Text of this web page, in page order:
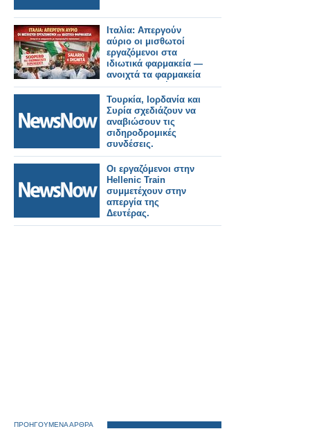
Ιταλία: Απεργούν
αύριο οι μισθωτοί
εργαζόμενοι στα
ιδιωτικά φαρμακεία —
ανοιχτά τα φαρμακεία
με περιορισμένο
προσωπικό
Τουρκία, Ιορδανία και
Συρία σχεδιάζουν να
αναβιώσουν τις
σιδηροδρομικές
συνδέσεις.
Οι εργαζόμενοι στην
Hellenic Train
συμμετέχουν στην
απεργία της
Δευτέρας.
ΠΡΟΗΓΟΥΜΕΝΑ ΑΡΘΡΑ